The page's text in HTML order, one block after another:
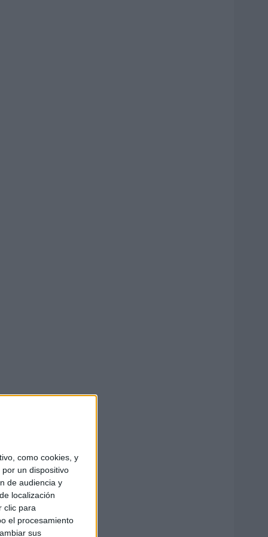
como cookies, y
un dispositivo
de audiencia y
localización
clic para
el procesamiento
sus